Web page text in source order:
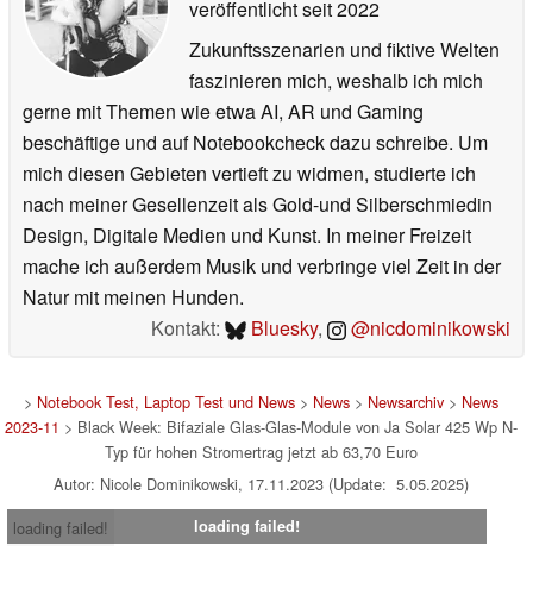
veröffentlichtseit 2022
Zukunftsszenarien und fiktive Welten
faszinieren mich, weshalb ich mich
gerne mit Themen wie etwa AI, AR und Gaming
beschäftige und auf Notebookcheck dazu schreibe. Um
mich diesen Gebieten vertieft zu widmen, studierte ich
nach meiner Gesellenzeit als Gold-und Silberschmiedin
Design, Digitale Medien und Kunst. In meiner Freizeit
mache ich außerdem Musik und verbringe viel Zeit in der
Natur mit meinen Hunden.
Kontakt:
Bluesky, @nicdominikowski
> Notebook Test, Laptop Test und News> News> Newsarchiv> News
2023-11 > Black Week: Bifaziale Glas-Glas-Module von Ja Solar 425 Wp N-
Typ für hohen Stromertrag jetzt ab 63,70 Euro
Autor: Nicole Dominikowski, 17.11.2023 (Update: 5.05.2025)
loading failed!
loading failed!